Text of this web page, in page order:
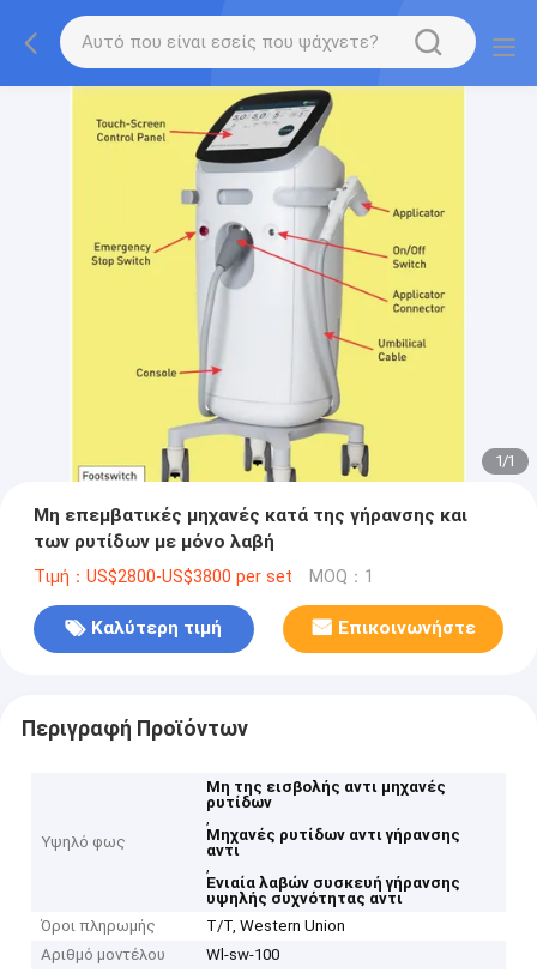
1/1
Μη επεμβατικές μηχανές κατά της γήρανσης και
των ρυτίδων με μόνο λαβή
Τιμή：US$2800-US$3800 per set MOQ：1
Καλύτερη τιμή Επικοινωνήστε
Περιγραφή Προϊόντων
Υψηλό φως
Μη της εισβολής αντι μηχανές
ρυτίδων
,
Μηχανές ρυτίδων αντι γήρανσης
αντι
,
Ενιαία λαβών συσκευή γήρανσης
υψηλής συχνότητας αντι
Όροι πληρωμής
T/T, Western Union
Αριθμό μοντέλου
Wl-sw-100